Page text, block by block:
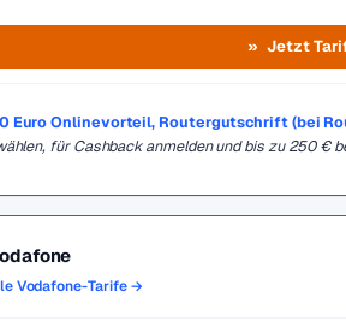
Jetzt
Euro Onlinevorteil, Routergutschrift (bei
für Cashback anmelden und bis zu 250 €
Vodafone-Tarife →